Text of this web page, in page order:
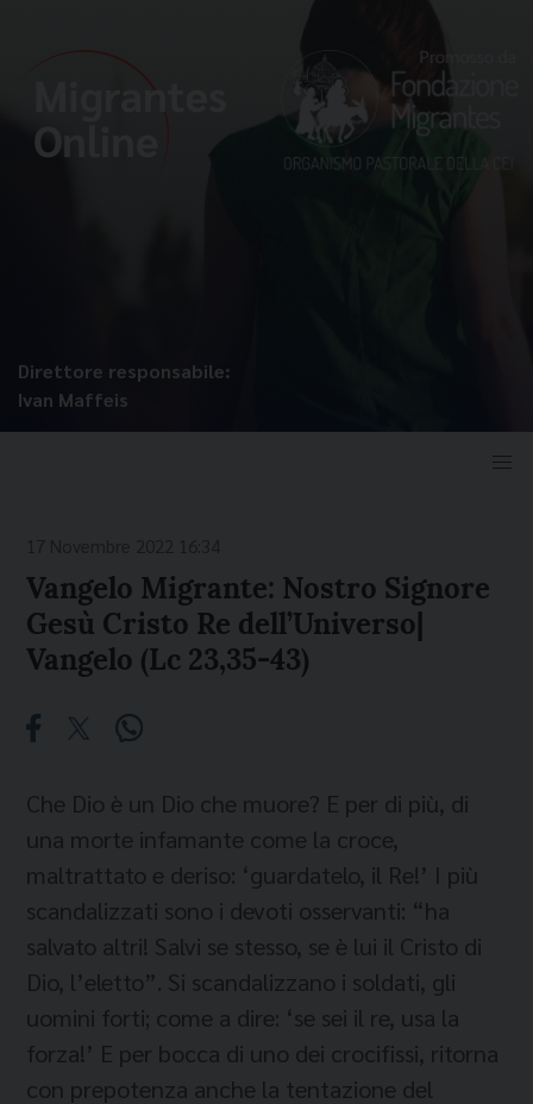
Direttore responsabile:
Ivan Maffeis
Vangelo Migrante: Nostro Signore
Gesù Cristo Re dell’Universo|
Vangelo (Lc 23,35-43)
Che Dio è un Dio che muore? E per di più, di
una morte infamante come la croce,
maltrattato e deriso: ‘guardatelo, il Re!’ I più
scandalizzati sono i devoti osservanti: “ha
salvato altri! Salvi se stesso, se è lui il Cristo di
Dio, l’eletto”. Si scandalizzano i soldati, gli
uomini forti; come a dire: ‘se sei il re, usa la
forza!’ E per bocca di uno dei crocifissi, ritorna
con prepotenza anche la tentazione del